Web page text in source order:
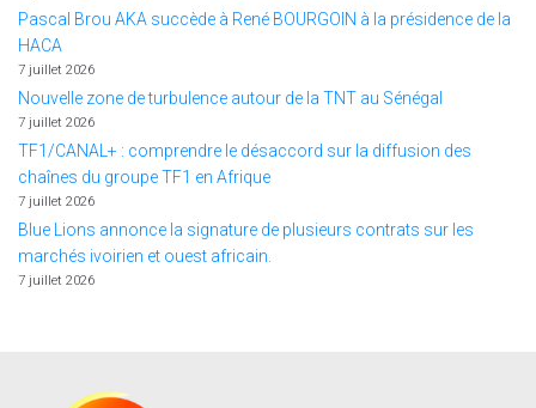
Pascal Brou AKA succède à René BOURGOIN à la présidence de la
HACA
7 juillet 2026
Nouvelle zone de turbulence autour de la TNT au Sénégal
7 juillet 2026
TF1/CANAL+ : comprendre le désaccord sur la diffusion des
chaînes du groupe TF1 en Afrique
7 juillet 2026
Blue Lions annonce la signature de plusieurs contrats sur les
marchés ivoirien et ouest africain.
7 juillet 2026